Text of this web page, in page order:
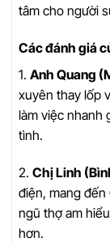
tâm cho người
Các đánh giá
1. Anh Quang
xuyên thay lốp
làm việc nhanh
tình.
2. Chị Linh
điện, mang đến
ngũ thợ am
hơn.